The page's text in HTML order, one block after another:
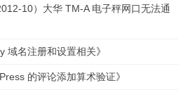
10）大华 TM-A 电子秤网口无法通
域名注册和设置相关》
的评论添加算术验证》